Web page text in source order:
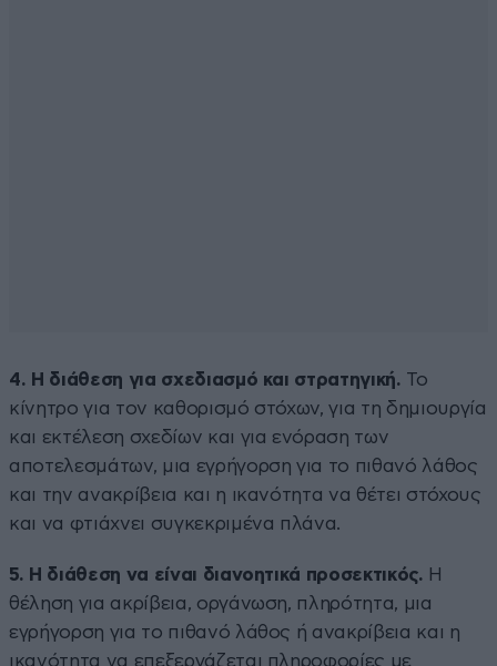
4. Η διάθεση για σχεδιασμό και στρατηγική. Το
κίνητρο για τον καθορισμό στόχων, για τη δημιουργία
και εκτέλεση σχεδίων και για ενόραση των
αποτελεσμάτων, μια εγρήγορση για το πιθανό λάθος
και την ανακρίβεια και η ικανότητα να θέτει στόχους
και να φτιάχνει συγκεκριμένα πλάνα.
5. Η διάθεση να είναι διανοητικά προσεκτικός. Η
θέληση για ακρίβεια, οργάνωση, πληρότητα, μια
εγρήγορση για το πιθανό λάθος ή ανακρίβεια και η
ικανότητα να επεξεργάζεται πληροφορίες με